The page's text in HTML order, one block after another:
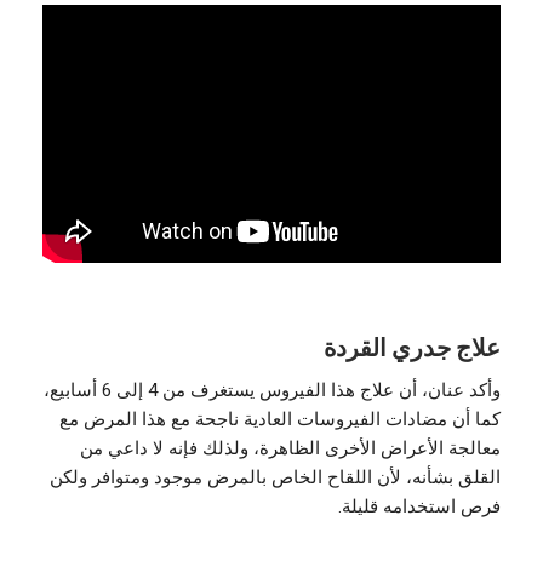
علاج جدري القردة
وأكد عنان، أن علاج هذا الفيروس يستغرف من 4 إلى 6 أسابيع،
كما أن مضادات الفيروسات العادية ناجحة مع هذا المرض مع
معالجة الأعراض الأخرى الظاهرة، ولذلك فإنه لا داعي من
القلق بشأنه، لأن اللقاح الخاص بالمرض موجود ومتوافر ولكن
فرص استخدامه قليلة.